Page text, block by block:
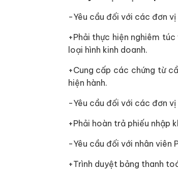
-Yêu cầu đối với các đơn
+Phải thực hiện nghiêm
loại hình kinh doanh.
+Cung cấp các chứng từ
hiện hành.
-Yêu cầu đối với các đơn vị
+Phải hoàn trả phiếu nhập
-Yêu cầu đối với nhân viên
+Trình duyệt bảng thanh